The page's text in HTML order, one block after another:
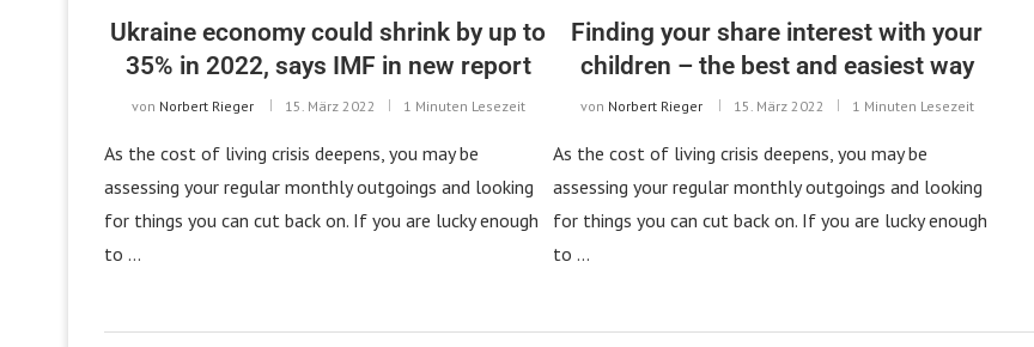
Ukraine economy could shrink by up to
35% in 2022, says IMF in new report
von Norbert Rieger 15. März 2022 1 Minuten Lesezeit
As the cost of living crisis deepens, you may be
assessing your regular monthly outgoings and looking
for things you can cut back on. If you are lucky enough
to …
Finding your share interest with your
children – the best and easiest way
von Norbert Rieger 15. März 2022 1 Minuten Lesezeit
As the cost of living crisis deepens, you may be
assessing your regular monthly outgoings and looking
for things you can cut back on. If you are lucky enough
to …